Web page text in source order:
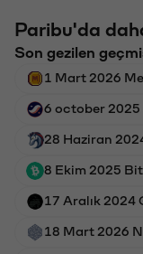
Paribu'da
Son gezilen
1 Mart 2026
6 october
28 Haziran
8 Ekim 2025
17 Aralık 2024
18 Mart 2026